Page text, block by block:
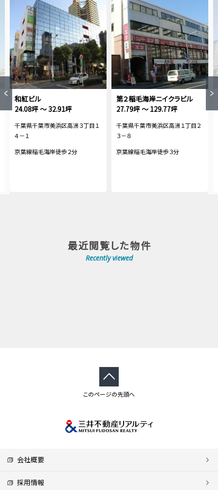
和紅ビル
24.08坪 ～ 32.91坪
千葉県千葉市美浜区高洲３丁目１
４－１
京葉線稲毛海岸徒歩２分
第２稲毛海岸ニイクラビル
27.79坪 ～ 129.77坪
千葉県千葉市美浜区高洲１丁目２
３－８
京葉線稲毛海岸徒歩３分
最近閲覧した物件
Recently viewed
このページの先頭へ
会社概要
採用情報